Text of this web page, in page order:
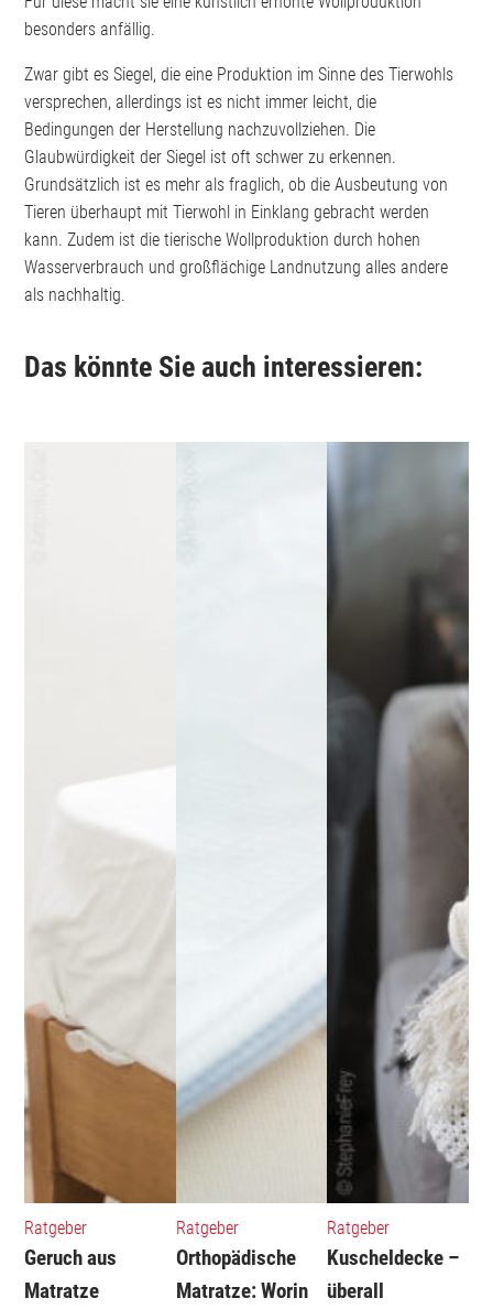
besonders anfällig.
Zwar gibt es Siegel, die eine Produktion im Sinne des Tierwohls
versprechen, allerdings ist es nicht immer leicht, die
Bedingungen der Herstellung nachzuvollziehen. Die
Glaubwürdigkeit der Siegel ist oft schwer zu erkennen.
Grundsätzlich ist es mehr als fraglich, ob die Ausbeutung von
Tieren überhaupt mit Tierwohl in Einklang gebracht werden
kann. Zudem ist die tierische Wollproduktion durch hohen
Wasserverbrauch und großflächige Landnutzung alles andere
als nachhaltig.
Das könnte Sie auch interessieren:
Ratgeber
Geruch aus
Matratze
Ratgeber
Orthopädische
Matratze: Worin
Ratgeber
Kuscheldecke –
überall